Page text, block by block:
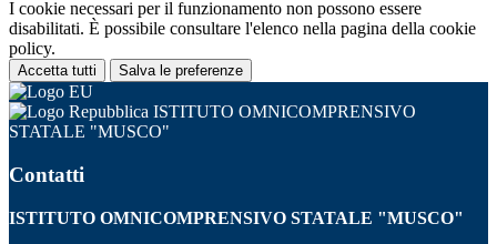
I cookie necessari per il funzionamento non possono essere
disabilitati. È possibile consultare l'elenco nella pagina della cookie
policy.
Accetta tutti Salva le preferenze
ISTITUTO OMNICOMPRENSIVO
STATALE "MUSCO"
Contatti
ISTITUTO OMNICOMPRENSIVO STATALE "MUSCO"